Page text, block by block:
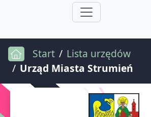
Start
Lista urzędów
Urząd Miasta Strumień